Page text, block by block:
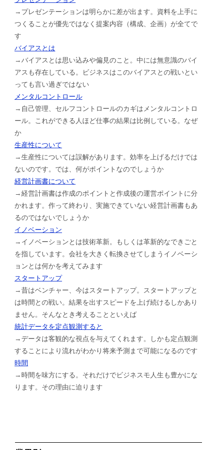
→プレゼンテーションは明らかに差が出ます。資料を上手に
つくることが優先ではなく提案内容（構成、企画）が全てで
す
バイアスとは
→バイアスとは思い込みや偏見のこと。中には無意識のバイ
アスも存在している。ビジネスはこのバイアスとの戦いとい
っても言い過ぎではない
メンタルコントロール
→自己管理、セルフコントロールのカギはメンタルコントロ
ール。これができる人ほど仕事の結果は比例している。なぜ
か
生産性について
→生産性については誤解があります。効率を上げるだけでは
ないのです。では、何がポイントなのでしょうか
経営計画書について
→経営計画書は作成のポイントと作成後の運営ポイントに分
かれます。作って終わり、実施できていない経営計画書もあ
るのではないでしょうか
イノベーション
→イノベーションとは技術革新。もしくは革新的なできごと
を指しています。会社を大きく転換させてしまうイノベーシ
ョンとは何かを考えてみます
スタートアップ
→昔はベンチャー、今はスタートアップ。スタートアップと
は時間との戦い。結果を出すスピードを上げ続けるしかあり
ません。そんなとき考えることといえば
統計データを定点観測すると
→データは客観的な視点を与えてくれます。しかも定点観測
することにより流れがわかり将来予測まで可能になるのです
時間
→時間を味方にする。それだけでビジネスモ人生も豊かにな
ります。その理由に迫ります